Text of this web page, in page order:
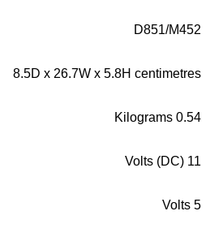
D851/M452
8.5D x 26.7W x 5.8H centimetres
0.54 Kilograms
11 Volts (DC)
5 Volts